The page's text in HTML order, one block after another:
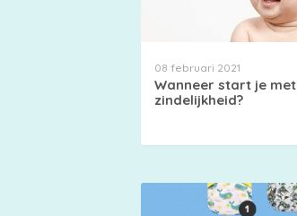
08 februari 2021
Wanneer start je met
zindelijkheid?